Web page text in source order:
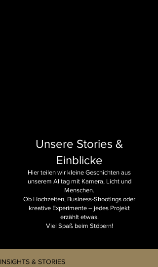
Unsere Stories &
Einblicke
Hier teilen wir kleine Geschichten aus
unserem Alltag mit Kamera, Licht und
Menschen.
Ob Hochzeiten, Business-Shootings oder
kreative Experimente – jedes Projekt
erzählt etwas.
Viel Spaß beim Stöbern!
INSIGHTS & STORIES